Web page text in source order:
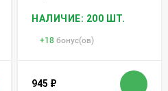
НАЛИЧИЕ: 200 ШТ.
+18 бонус(ов)
945 ₽